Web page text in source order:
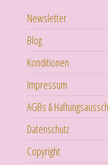
Newsletter
Blog
Konditionen
Impressum
AGBs &
Datenschutz
Copyright